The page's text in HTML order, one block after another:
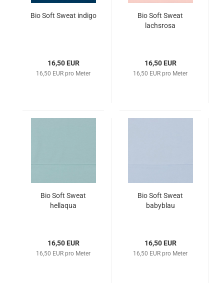
Bio Soft Sweat indigo
16,50 EUR
16,50 EUR pro Meter
Bio Soft Sweat
lachsrosa
16,50 EUR
16,50 EUR pro Meter
Bio Soft Sweat
hellaqua
16,50 EUR
16,50 EUR pro Meter
Bio Soft Sweat
babyblau
16,50 EUR
16,50 EUR pro Meter